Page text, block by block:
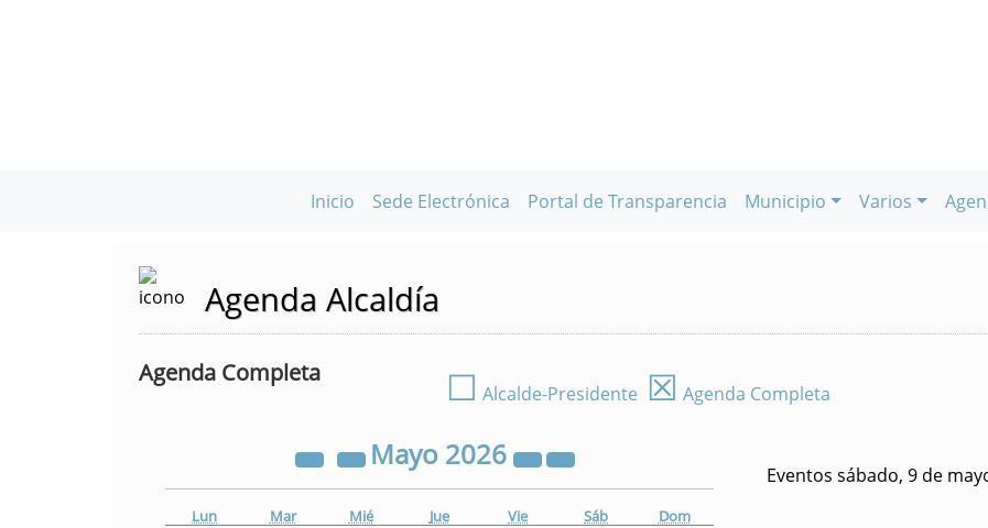
Inicio Sede Electrónica Portal de Transparencia Municipio Varios
Agenda Alcaldía
Agenda Completa ☐ Alcalde-Presidente ☒ Agenda Completa
Mayo 2026
Lun Mar Mié Jue Vie Sáb Dom
Eventos sábado, 9 de